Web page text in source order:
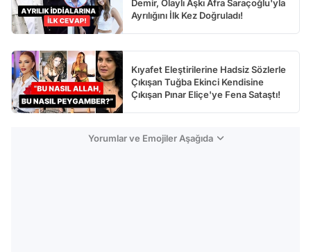
Demir, Olaylı Aşkı Afra Saraçoğlu'yla
Ayrılığını İlk Kez Doğruladı!
Kıyafet Eleştirilerine Hadsiz Sözlerle
Çıkışan Tuğba Ekinci Kendisine
Çıkışan Pınar Eliçe'ye Fena Sataştı!
Yorumlar ve Emojiler Aşağıda